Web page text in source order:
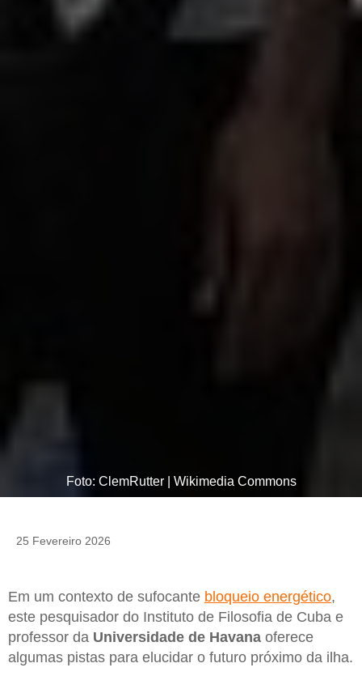
Foto: ClemRutter | Wikimedia Commons
25 Fevereiro 2026
Em um contexto de sufocante bloqueio energético,
este pesquisador do Instituto de Filosofia de Cuba e
professor da Universidade de Havana oferece
algumas pistas para elucidar o futuro próximo da ilha.